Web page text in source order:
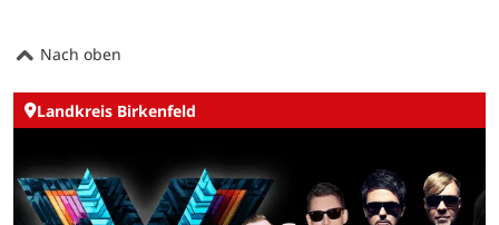
Nach oben
Landkreis Birkenfeld